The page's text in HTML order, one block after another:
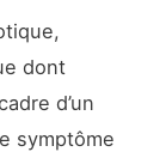
dont
d’un
symptôme